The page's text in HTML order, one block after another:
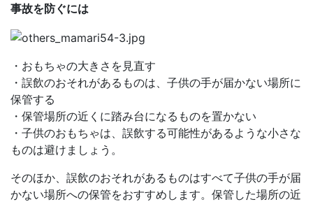
事故を防ぐには
・おもちゃの大きさを見直す
・誤飲のおそれがあるものは、子供の手が届かない場所に
保管する
・保管場所の近くに踏み台になるものを置かない
・子供のおもちゃは、誤飲する可能性があるような小さな
ものは避けましょう。
そのほか、誤飲のおそれがあるものはすべて子供の手が届
かない場所への保管をおすすめします。保管した場所の近